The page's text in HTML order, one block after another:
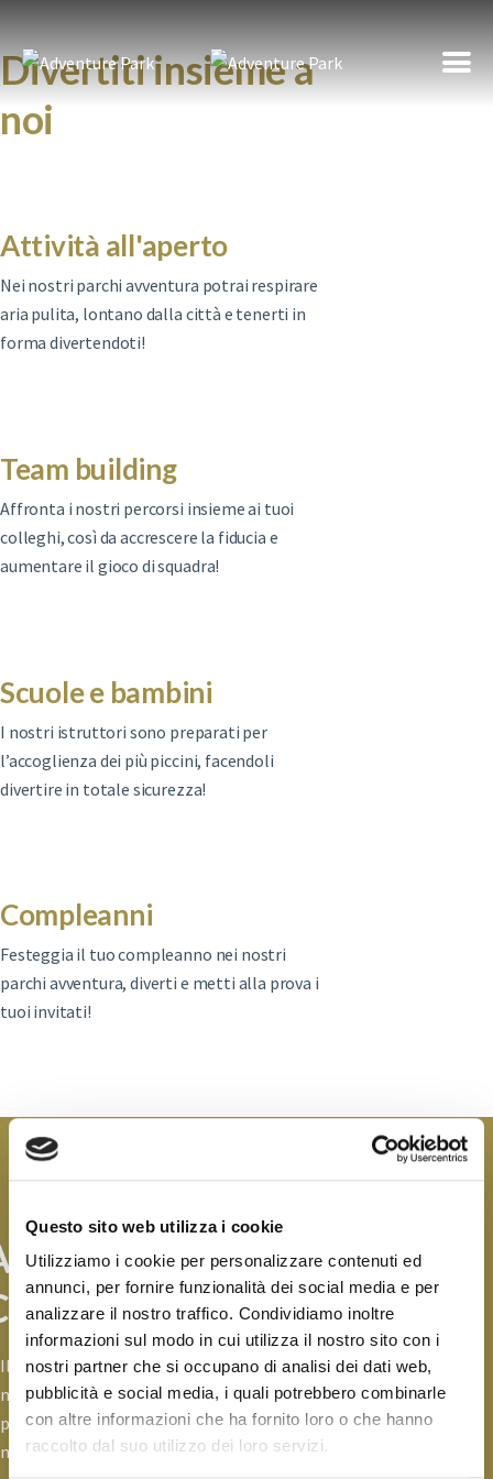
Questo sito web utilizza i cookie
Utilizziamo i cookie per personalizzare contenuti ed
annunci, per fornire funzionalità dei social media e per
analizzare il nostro traffico. Condividiamo inoltre
informazioni sul modo in cui utilizza il nostro sito con i
nostri partner che si occupano di analisi dei dati web,
pubblicità e social media, i quali potrebbero combinarle
con altre informazioni che ha fornito loro o che hanno
raccolto dal suo utilizzo dei loro servizi.
Adventure Park
Cerrano
Prati di Tivo
Divertiti insieme a
noi
Attività all'aperto
Nei nostri parchi avventura potrai respirare
aria pulita, lontano dalla città e tenerti in
forma divertendoti!
Team building
Affronta i nostri percorsi insieme ai tuoi
colleghi, così da accrescere la fiducia e
aumentare il gioco di squadra!
Scuole e bambini
I nostri istruttori sono preparati per
l’accoglienza dei più piccini, facendoli
divertire in totale sicurezza!
Compleanni
Festeggia il tuo compleanno nei nostri
parchi avventura, diverti e metti alla prova i
tuoi invitati!
Park
Il parco avventura costruito sui pini
marittimi del Parco Filiani di Pineto, a due
passi dalle seducenti spiagge dell’area
marina protetta della Torre del Cerrano!